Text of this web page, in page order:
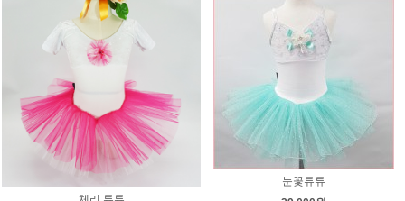
눈꽃튜튜